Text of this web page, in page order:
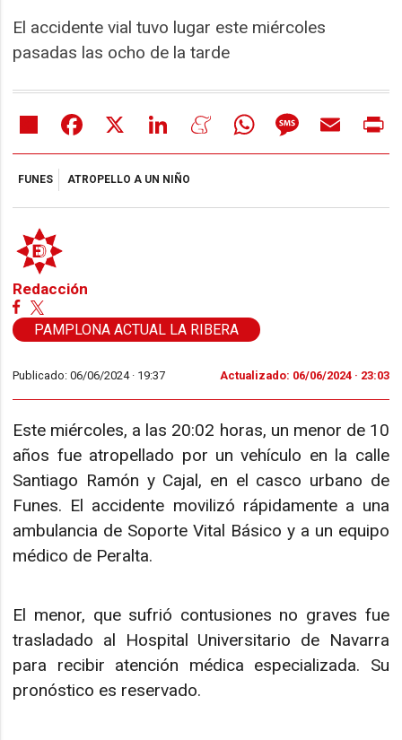
El accidente vial tuvo lugar este miércoles
pasadas las ocho de la tarde
Share Facebook LinkedIn MeneameWhatsAppMessageEmail
FUNES ATROPELLO A UN NIÑO
Redacción
PAMPLONA ACTUAL LA RIBERA
Publicado: 06/06/2024 · 19:37 Actualizado: 06/06/2024 · 23:03
Este miércoles, a las 20:02 horas, un menor de 10
años fue atropellado por un vehículo en la calle
Santiago Ramón y Cajal, en el casco urbano de
Funes. El accidente movilizó rápidamente a una
ambulancia de Soporte Vital Básico y a un equipo
médico de Peralta.
El menor, que sufrió contusiones no graves fue
trasladado al Hospital Universitario de Navarra
para recibir atención médica especializada. Su
pronóstico es reservado.